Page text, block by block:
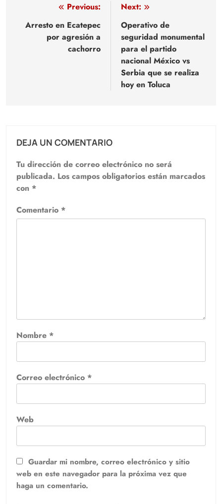
Navegación
de
entradas
Previous:
Arresto en Ecatepec
por agresión a
cachorro
Next:
Operativo de
seguridad monumental
para el partido
nacional México vs
Serbia que se realiza
hoy en Toluca
DEJA UN COMENTARIO
Tu dirección de correo electrónico no será
publicada. Los campos obligatorios están marcados
con *
Comentario *
Nombre *
Correo electrónico *
Web
Guardar mi nombre, correo electrónico y sitio
web en este navegador para la próxima vez que
haga un comentario.